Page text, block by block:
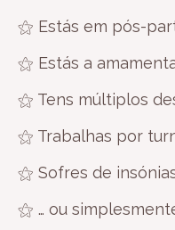
⚝ Estás em pós-
⚝ Estás a
⚝ Tens múltiplos
⚝ Trabalhas por
⚝ Sofres de
⚝ … ou